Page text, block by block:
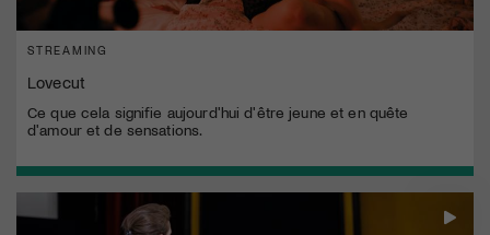
STREAMING
Lovecut
Ce que cela signifie aujourd'hui d'être jeune et en quête
d'amour et de sensations.